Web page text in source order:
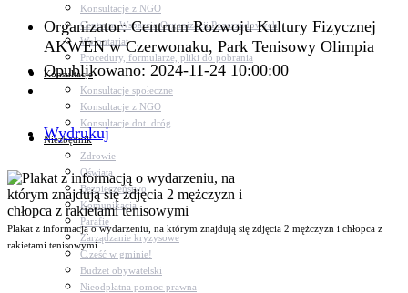
Konsultacje z NGO
Centrum Wsparcia Organizacji Pozarządowych
Wolontariat
Procedury, formularze, pliki do pobrania
Konsultacje
Konsultacje społeczne
Konsultacje z NGO
Konsultacje dot. dróg
Niezbędnik
Zdrowie
Oświata
Bezpieczeństwo
Komunikacja
Parafie
Zarządzanie kryzysowe
C.ześć w gminie!
Budżet obywatelski
Nieodpłatna pomoc prawna
Organizator: Centrum Rozwoju Kultury Fizycznej
AKWEN w Czerwonaku, Park Tenisowy Olimpia
Opublikowano: 2024-11-24 10:00:00
Wydrukuj
Plakat z informacją o wydarzeniu, na którym znajdują się zdjęcia 2 mężczyzn i chłopca z
rakietami tenisowymi